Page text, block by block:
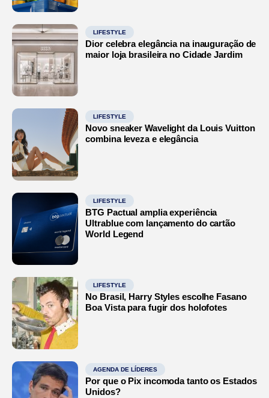
LIFESTYLE
Dior celebra elegância na inauguração de
maior loja brasileira no Cidade Jardim
LIFESTYLE
Novo sneaker Wavelight da Louis Vuitton
combina leveza e elegância
LIFESTYLE
BTG Pactual amplia experiência
Ultrablue com lançamento do cartão
World Legend
LIFESTYLE
No Brasil, Harry Styles escolhe Fasano
Boa Vista para fugir dos holofotes
AGENDA DE LÍDERES
Por que o Pix incomoda tanto os Estados
Unidos?